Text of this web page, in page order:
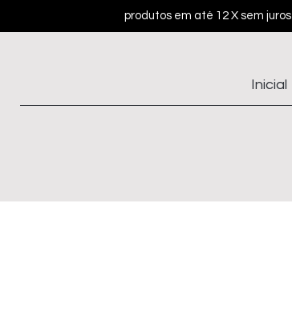
produtos em até 12 X sem juros
Inicial